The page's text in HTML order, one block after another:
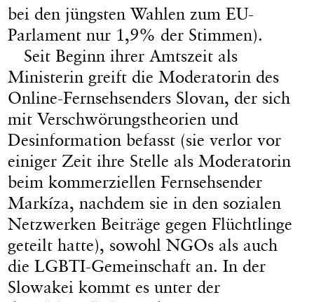
bei den jüngsten Wahlen zum EU-
Parlament nur 1,9% der Stimmen).
Seit Beginn ihrer Amtszeit als
Ministerin greift die Moderatorin des
Online-Fernsehsenders Slovan, der sich
mit Verschwörungstheorien und
Desinformation befasst (sie verlor vor
einiger Zeit ihre Stelle als Moderatorin
beim kommerziellen Fernsehsender
Markíza, nachdem sie in den sozialen
Netzwerken Beiträge gegen Flüchtlinge
geteilt hatte), sowohl NGOs als auch
die LGBTI-Gemeinschaft an. In der
Slowakei kommt es unter der